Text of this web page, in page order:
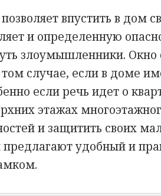
впустить в дом
и определенную
злоумышленники. Окно
случае, если в доме
если речь идет о
этажах
и защитить своих
удобный и